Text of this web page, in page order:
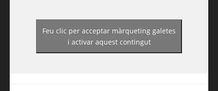
https://www.facebook.com/guiadereus/
Feu clic per acceptar màrqueting galetes
i activar aquest contingut